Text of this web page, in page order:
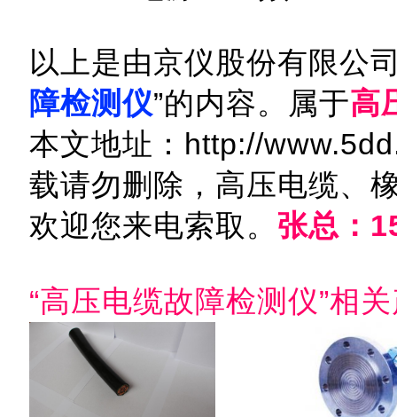
以上是由京仪股份有限公
障检测仪”的内容。属于高
本文地址：http://
载请勿删除，高压电缆、
欢迎您来电索取。 张总：
“高压电缆故障检测仪”相